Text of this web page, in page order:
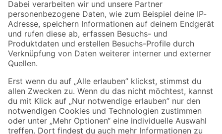
Zahlungsarten Versandarten
Sicher einkaufen
Jetzt die toom-App herunterladen